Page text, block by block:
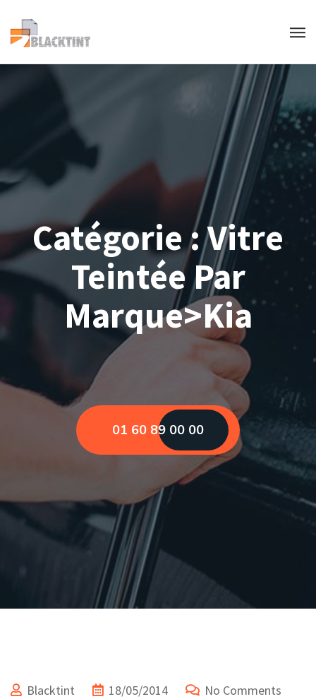
Catégorie :Vitre
Teintée Par
Marque>Kia
01 60 89 00 00
Blacktint 18/05/2014 No Comments